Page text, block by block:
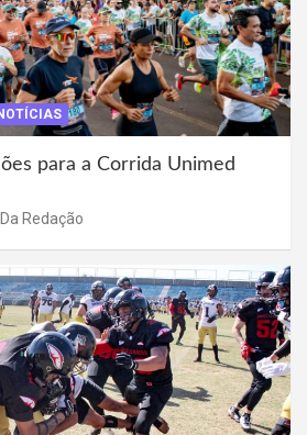
para a Corrida Unimed
Da Redação